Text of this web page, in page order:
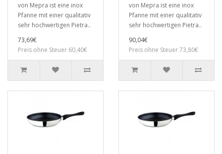
von Mepra ist eine inox
Pfanne mit einer qualitativ
sehr hochwertigen Pietra..
73,69€
Preis ohne Steuer 60,40€
von Mepra ist eine inox
Pfanne mit einer qualitativ
sehr hochwertigen Pietra..
90,04€
Preis ohne Steuer 73,80€